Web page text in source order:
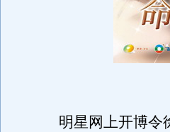
明星网上开博令徐